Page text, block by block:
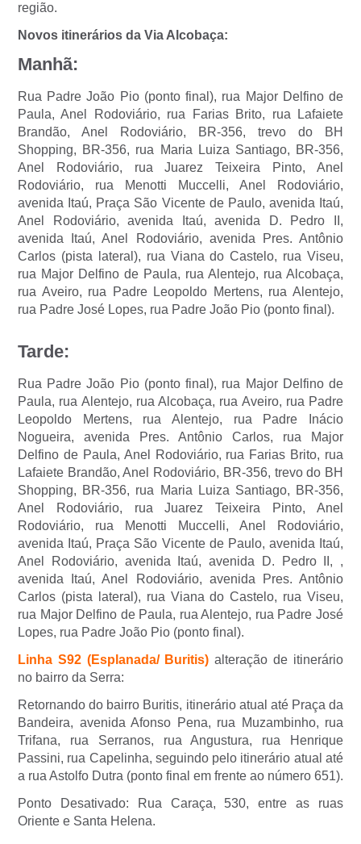
região.
Novos itinerários da Via Alcobaça:
Manhã:
Rua Padre João Pio (ponto final), rua Major Delfino de
Paula, Anel Rodoviário, rua Farias Brito, rua Lafaiete
Brandão, Anel Rodoviário, BR-356, trevo do BH
Shopping, BR-356, rua Maria Luiza Santiago, BR-356,
Anel Rodoviário, rua Juarez Teixeira Pinto, Anel
Rodoviário, rua Menotti Muccelli, Anel Rodoviário,
avenida Itaú, Praça São Vicente de Paulo, avenida Itaú,
Anel Rodoviário, avenida Itaú, avenida D. Pedro II,
avenida Itaú, Anel Rodoviário, avenida Pres. Antônio
Carlos (pista lateral), rua Viana do Castelo, rua Viseu,
rua Major Delfino de Paula, rua Alentejo, rua Alcobaça,
rua Aveiro, rua Padre Leopoldo Mertens, rua Alentejo,
rua Padre José Lopes, rua Padre João Pio (ponto final).
Tarde:
Rua Padre João Pio (ponto final), rua Major Delfino de
Paula, rua Alentejo, rua Alcobaça, rua Aveiro, rua Padre
Leopoldo Mertens, rua Alentejo, rua Padre Inácio
Nogueira, avenida Pres. Antônio Carlos, rua Major
Delfino de Paula, Anel Rodoviário, rua Farias Brito, rua
Lafaiete Brandão, Anel Rodoviário, BR-356, trevo do BH
Shopping, BR-356, rua Maria Luiza Santiago, BR-356,
Anel Rodoviário, rua Juarez Teixeira Pinto, Anel
Rodoviário, rua Menotti Muccelli, Anel Rodoviário,
avenida Itaú, Praça São Vicente de Paulo, avenida Itaú,
Anel Rodoviário, avenida Itaú, avenida D. Pedro II, ,
avenida Itaú, Anel Rodoviário, avenida Pres. Antônio
Carlos (pista lateral), rua Viana do Castelo, rua Viseu,
rua Major Delfino de Paula, rua Alentejo, rua Padre José
Lopes, rua Padre João Pio (ponto final).
Linha S92 (Esplanada/ Buritis) alteração de itinerário
no bairro da Serra:
Retornando do bairro Buritis, itinerário atual até Praça da
Bandeira, avenida Afonso Pena, rua Muzambinho, rua
Trifana, rua Serranos, rua Angustura, rua Henrique
Passini, rua Capelinha, seguindo pelo itinerário atual até
a rua Astolfo Dutra (ponto final em frente ao número 651).
Ponto Desativado: Rua Caraça, 530, entre as ruas
Oriente e Santa Helena.